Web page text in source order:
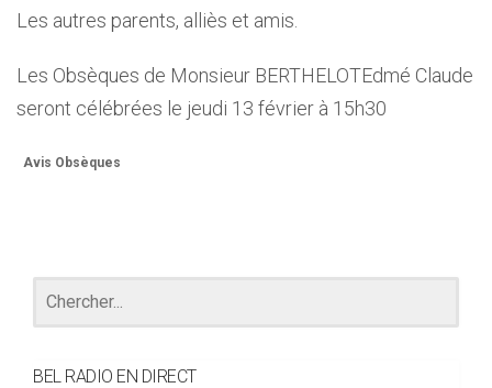
Les autres parents, alliès et amis.
Les Obsèques de Monsieur BERTHELOTEdmé Claude
seront célébrées le jeudi 13 février à 15h30
Avis Obsèques
BEL RADIO EN DIRECT